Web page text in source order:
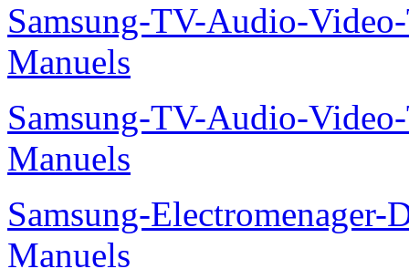
Samsung-TV-Audio-
Manuels
Samsung-TV-Audio-
Manuels
Samsung-
Manuels